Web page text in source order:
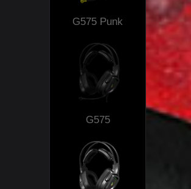
G575 Punk
G575